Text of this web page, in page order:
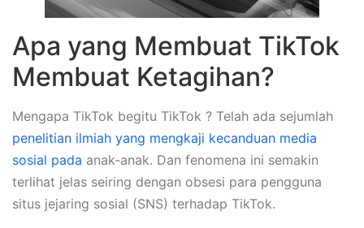
Apa yang Membuat TikTok
Membuat Ketagihan?
Mengapa TikTok begitu TikTok ? Telah ada sejumlah
penelitian ilmiah yang mengkaji kecanduan media
sosial pada anak-anak. Dan fenomena ini semakin
terlihat jelas seiring dengan obsesi para pengguna
situs jejaring sosial (SNS) terhadap TikTok.